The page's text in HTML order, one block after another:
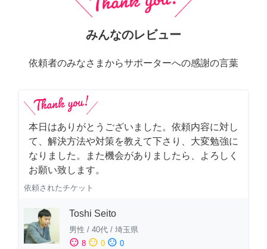
みんなのレビュー
依頼者のみなさまからサポーターへの感謝の言葉
本日はありがとうございました。依頼内容に対し
て、解決方法や対策を教えて下さり、大変勉強に
なりました。また機会がありましたら、よろしく
お願い致します。
依頼されたチケット
Toshi Seito
男性 / 40代 / 埼玉県
sentiment_satisfied 8 sentiment_neutral 0 sentiment_dissatisfied 0